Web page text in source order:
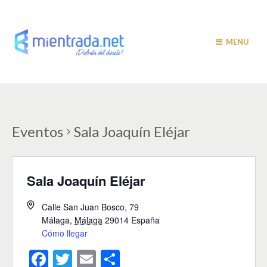
MENU
Eventos Sala Joaquín Eléjar
Sala Joaquín Eléjar
Calle San Juan Bosco, 79
Málaga, Málaga 29014 España
Cómo llegar
F T E C